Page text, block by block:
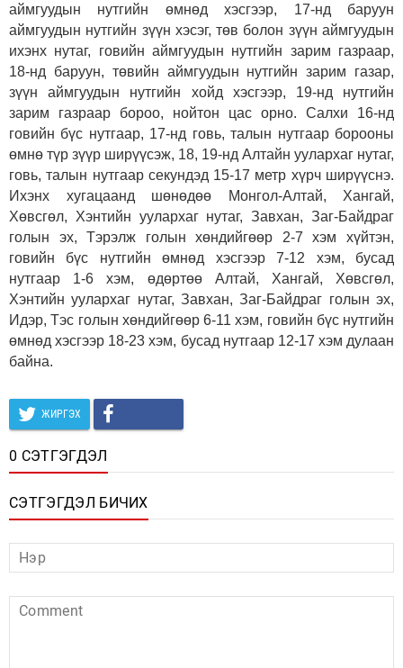
аймгуудын нутгийн өмнөд хэсгээр, 17-нд баруун
аймгуудын нутгийн зүүн хэсэг, төв болон зүүн аймгуудын
ихэнх нутаг, говийн аймгуудын нутгийн зарим газраар,
18-нд баруун, төвийн аймгуудын нутгийн зарим газар,
зүүн аймгуудын нутгийн хойд хэсгээр, 19-нд нутгийн
зарим газраар бороо, нойтон цас орно. Салхи 16-нд
говийн бүс нутгаар, 17-нд говь, талын нутгаар борооны
өмнө түр зүүр ширүүсэж, 18, 19-нд Алтайн уулархаг нутаг,
говь, талын нутгаар секундэд 15-17 метр хүрч ширүүснэ.
Ихэнх хугацаанд шөнөдөө Монгол-Алтай, Хангай,
Хөвсгөл, Хэнтийн уулархаг нутаг, Завхан, Заг-Байдраг
голын эх, Тэрэлж голын хөндийгөөр 2-7 хэм хүйтэн,
говийн бүс нутгийн өмнөд хэсгээр 7-12 хэм, бусад
нутгаар 1-6 хэм, өдөртөө Алтай, Хангай, Хөвсгөл,
Хэнтийн уулархаг нутаг, Завхан, Заг-Байдраг голын эх,
Идэр, Тэс голын хөндийгөөр 6-11 хэм, говийн бүс нутгийн
өмнөд хэсгээр 18-23 хэм, бусад нутгаар 12-17 хэм дулаан
байна.
ЖИРГЭХ
0 СЭТГЭГДЭЛ
СЭТГЭГДЭЛ БИЧИХ